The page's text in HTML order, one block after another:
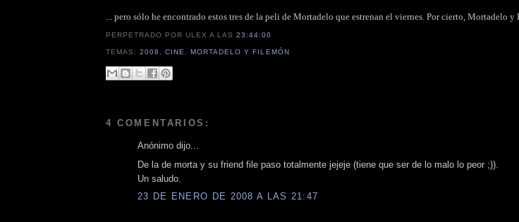
... pero sólo he encontrado estos tres de la peli de Mortadelo que estrenan el viernes. Por cierto, Mortadelo
PERPETRADO POR ULEXA LAS23:44:00
TEMAS:2008 ,CINE ,MORTADELO Y FILEMÓN
4 COMENTARIOS:
Anónimo dijo...
De la de morta y su friend file paso totalmente jejeje (tiene que ser de lo malo lo peor ;)).
Un saludo.
23 DE ENERO DE 2008 A LAS 21:47